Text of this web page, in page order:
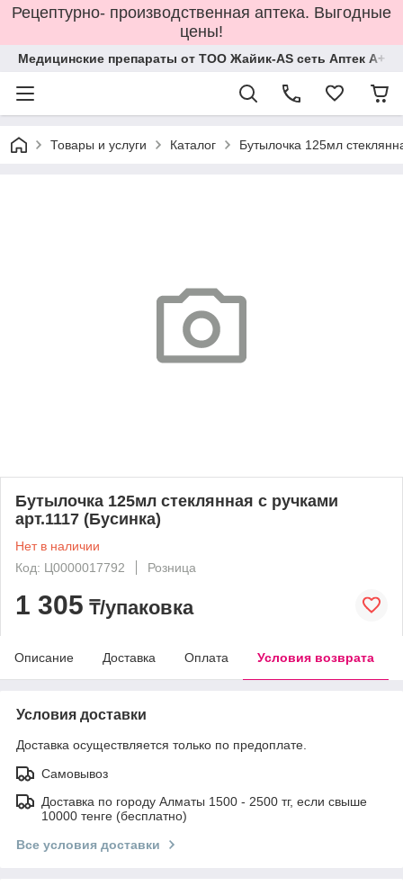
Рецептурно- производственная аптека. Выгодные
цены!
Медицинские препараты от ТОО Жайик-AS сеть Аптек А+
Товары и услуги Каталог Бутылочка 125мл
Бутылочка 125мл стеклянная с ручками
арт.1117 (Бусинка)
Нет в наличии
Код: Ц0000017792
Розница
1 305 ₸/упаковка
Описание Доставка Оплата Условия возврата
Условия доставки
Доставка осуществляется только по предоплате.
Самовывоз
Доставка по городу Алматы 1500 - 2500 тг, если свыше
10000 тенге (бесплатно)
Все условия доставки